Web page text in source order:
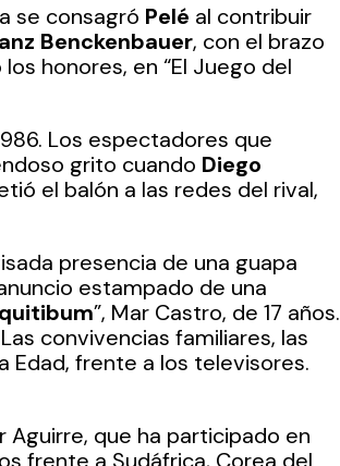
se consagró Pelé al contribuir
Benckenbauer, con el brazo
honores, en “El Juego del
Los espectadores que
grito cuando Diego
el balón a las redes del rival,
presencia de una guapa
estampado de una
”, Mar Castro, de 17 años.
convivencias familiares, las
Edad, frente a los televisores.
Aguirre, que ha participado en